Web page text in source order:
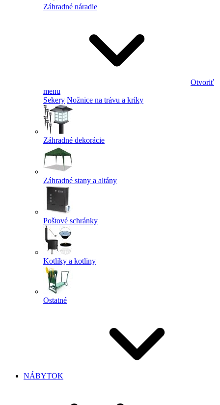
Záhradné náradie
Otvoriť
menu
Sekery Nožnice na trávu a kríky
Záhradné dekorácie
Záhradné stany a altány
Poštové schránky
Kotlíky a kotliny
Ostatné
NÁBYTOK